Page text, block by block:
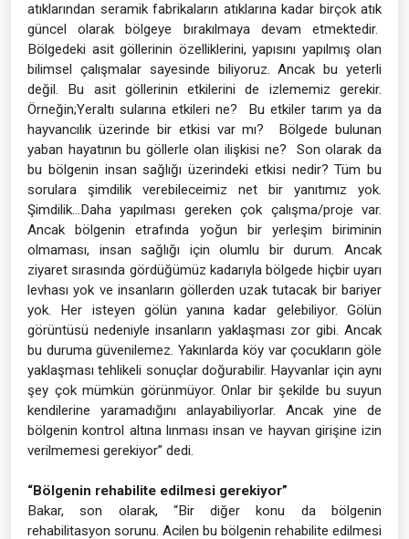
atıklarından seramik fabrikaların atıklarına kadar birçok atık
güncel olarak bölgeye bırakılmaya devam etmektedir.
Bölgedeki asit göllerinin özelliklerini, yapısını yapılmış olan
bilimsel çalışmalar sayesinde biliyoruz. Ancak bu yeterli
değil. Bu asit göllerinin etkilerini de izlememiz gerekir.
Örneğin;Yeraltı sularına etkileri ne? Bu etkiler tarım ya da
hayvancılık üzerinde bir etkisi var mı? Bölgede bulunan
yaban hayatının bu göllerle olan ilişkisi ne? Son olarak da
bu bölgenin insan sağlığı üzerindeki etkisi nedir? Tüm bu
sorulara şimdilik verebileceimiz net bir yanıtımız yok.
Şimdilik…Daha yapılması gereken çok çalışma/proje var.
Ancak bölgenin etrafında yoğun bir yerleşim biriminin
olmaması, insan sağlığı için olumlu bir durum. Ancak
ziyaret sırasında gördüğümüz kadarıyla bölgede hiçbir uyarı
levhası yok ve insanların göllerden uzak tutacak bir bariyer
yok. Her isteyen gölün yanına kadar gelebiliyor. Gölün
görüntüsü nedeniyle insanların yaklaşması zor gibi. Ancak
bu duruma güvenilemez. Yakınlarda köy var çocukların göle
yaklaşması tehlikeli sonuçlar doğurabilir. Hayvanlar için aynı
şey çok mümkün görünmüyor. Onlar bir şekilde bu suyun
kendilerine yaramadığını anlayabiliyorlar. Ancak yine de
bölgenin kontrol altına lınması insan ve hayvan girişine izin
verilmemesi gerekiyor” dedi.
“Bölgenin rehabilite edilmesi gerekiyor”
Bakar, son olarak, “Bir diğer konu da bölgenin
rehabilitasyon sorunu. Acilen bu bölgenin rehabilite edilmesi